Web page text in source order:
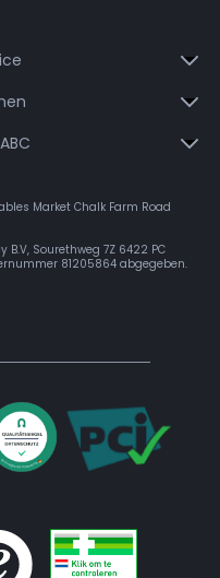
bei:
Augen verursachen; bei
Benommenheit
Market Chalk Farm Road
Sourethweg 7Z 6422 PC
81205864 abgegeben.